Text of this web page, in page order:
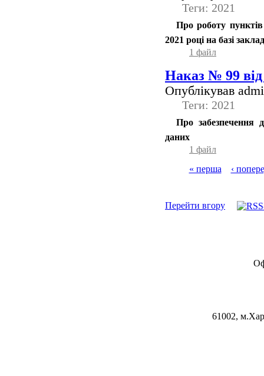
Теги: 2021
Про роботу
2021 році на базі
1 файл
Наказ № 99 від
Опублікував
Теги: 2021
Про забезпечення
даних
1 файл
« перша
‹
Перейти вгору
61002,